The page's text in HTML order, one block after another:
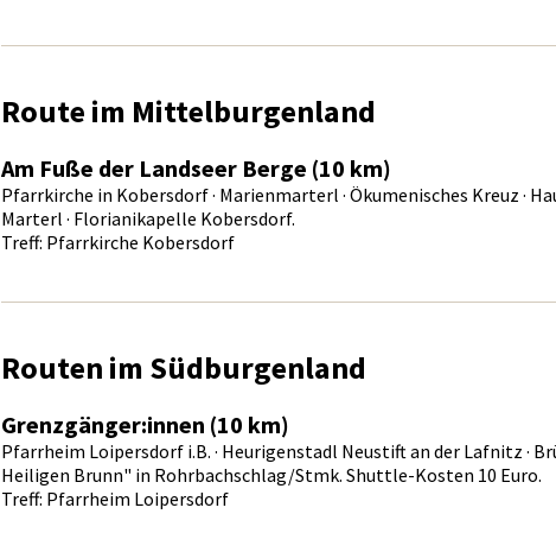
Route im Mittelburgenland
Am Fuße der Landseer Berge (10 km)
Pfarrkirche in Kobersdorf · Marienmarterl · Ökumenisches Kreuz ·
Marterl · Florianikapelle Kobersdorf.
Treff: Pfarrkirche Kobersdorf
Routen im Südburgenland
Grenzgänger:innen (10 km)
Pfarrheim Loipersdorf i.B. · Heurigenstadl Neustift an der Lafnitz ·
Heiligen Brunn" in Rohrbachschlag/Stmk. Shuttle-Kosten 10 Euro.
Treff: Pfarrheim Loipersdorf